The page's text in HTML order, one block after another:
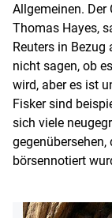
Allgemeinen. Der
Thomas Hayes,
Reuters in Bezug
nicht sagen, ob
wird, aber es ist
Fisker sind
sich viele
börsennotiert